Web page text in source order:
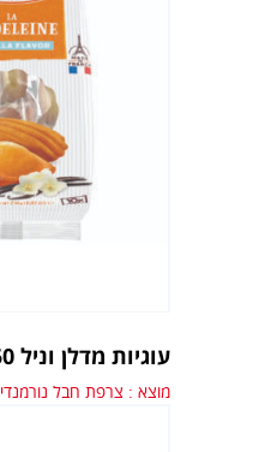
עוגיות מדלן וניל 250 גר’
מוצא : צרפת חבל נורמנדי